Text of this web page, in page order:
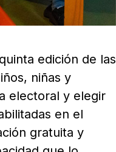
edición de las
niñas y
electoral y elegir
en el
gratuita y